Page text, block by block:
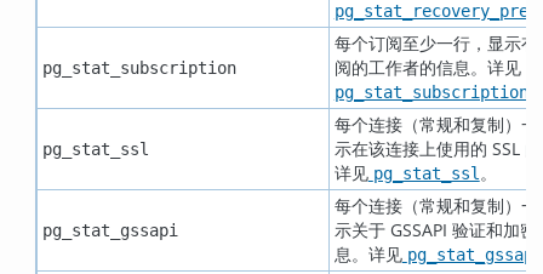
pg_stat_subscription
每个订阅至少一行，显示有
阅的工作者的信息。详见
pg_stat_subscription
pg_stat_ssl
每个连接（常规和复制）一
示在该连接上使用的 SSL
详见 pg_stat_ssl 。
pg_stat_gssapi
每个连接（常规和复制）一
示关于 GSSAPI 验证和加密
息。详见 pg_stat_gssapi